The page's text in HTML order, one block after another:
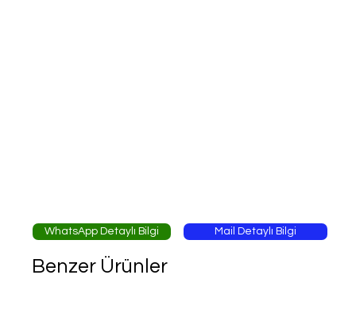
WhatsApp Detaylı Bilgi Mail Detaylı Bilgi
Benzer Ürünler